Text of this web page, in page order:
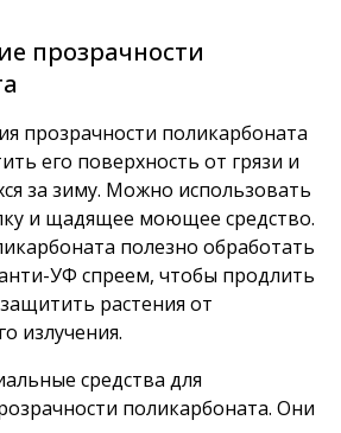
прозрачности
прозрачности поликарбоната
его поверхность от грязи и
за зиму. Можно использовать
и щадящее моющее средство.
полезно обработать
УФ спреем, чтобы продлить
растения от
излучения.
средства для
поликарбоната. Они